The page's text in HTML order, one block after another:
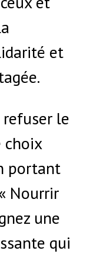
et
refuser le
choix
portant
Nourrir
une
qui